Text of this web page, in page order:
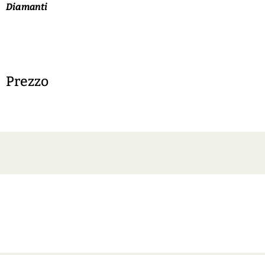
Diamanti
Prezzo